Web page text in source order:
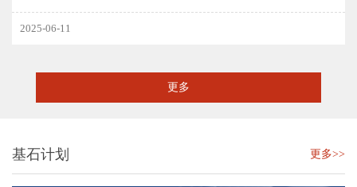
2025-06-11
更多
基石计划 更多>>